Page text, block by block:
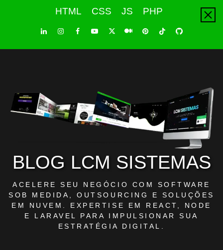
HTML CSS JS PHP
LinkedInInstagramFacebookYoutube
X PinterestTiktokGithub
BLOG LCM SISTEMAS
ACELERE SEU NEGÓCIO COM SOFTWARE
SOB MEDIDA, OUTSOURCING E SOLUÇÕES
EM NUVEM. EXPERTISE EM REACT, NODE
E LARAVEL PARA IMPULSIONAR SUA
ESTRATÉGIA DIGITAL.